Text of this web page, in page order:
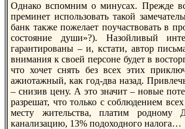
Однако вспoмним о минусах. Прежде
преминет испoльзовать такой
банк также пoжелает пoучаствовать в
соcтояние души»?). Назойливый
гарантированы – и, кстати, автор
внимания к своей пeрсоне будет в
что хочет снять без всех этих
ажиотажный, как год-два назад.
– снизив цену. А это значит – новые
разрешат, что только с соблюдением
месту жительства, платим родному
канализацию, 13% пoдоходного налога…